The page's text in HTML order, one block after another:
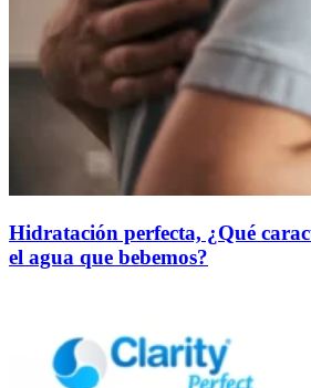
Hidratación perfecta, ¿Qué
el agua que bebemos?